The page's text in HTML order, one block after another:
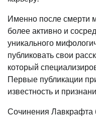
Именно после смерти
более активно и
уникального
публиковать свои
который
Первые публикации
известность и
Сочинения